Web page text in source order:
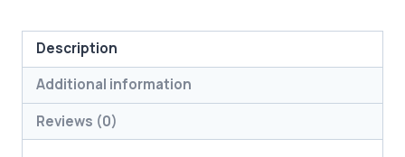
Description
Additional information
Reviews (0)